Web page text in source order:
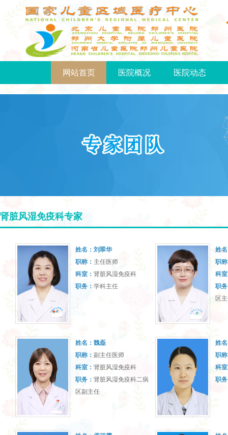
网站首页 医院概况 医院动态
肾脏风湿免疫科专家
姓名： 刘翠华
职称： 主任医师
科室： 肾脏风湿免疫科
职务： 学科主任
姓
职
科
职
区
姓名： 魏磊
职称： 副主任医师
科室： 肾脏风湿免疫科
职务： 肾脏风湿免疫科二病
区副主任
姓
职
科
职